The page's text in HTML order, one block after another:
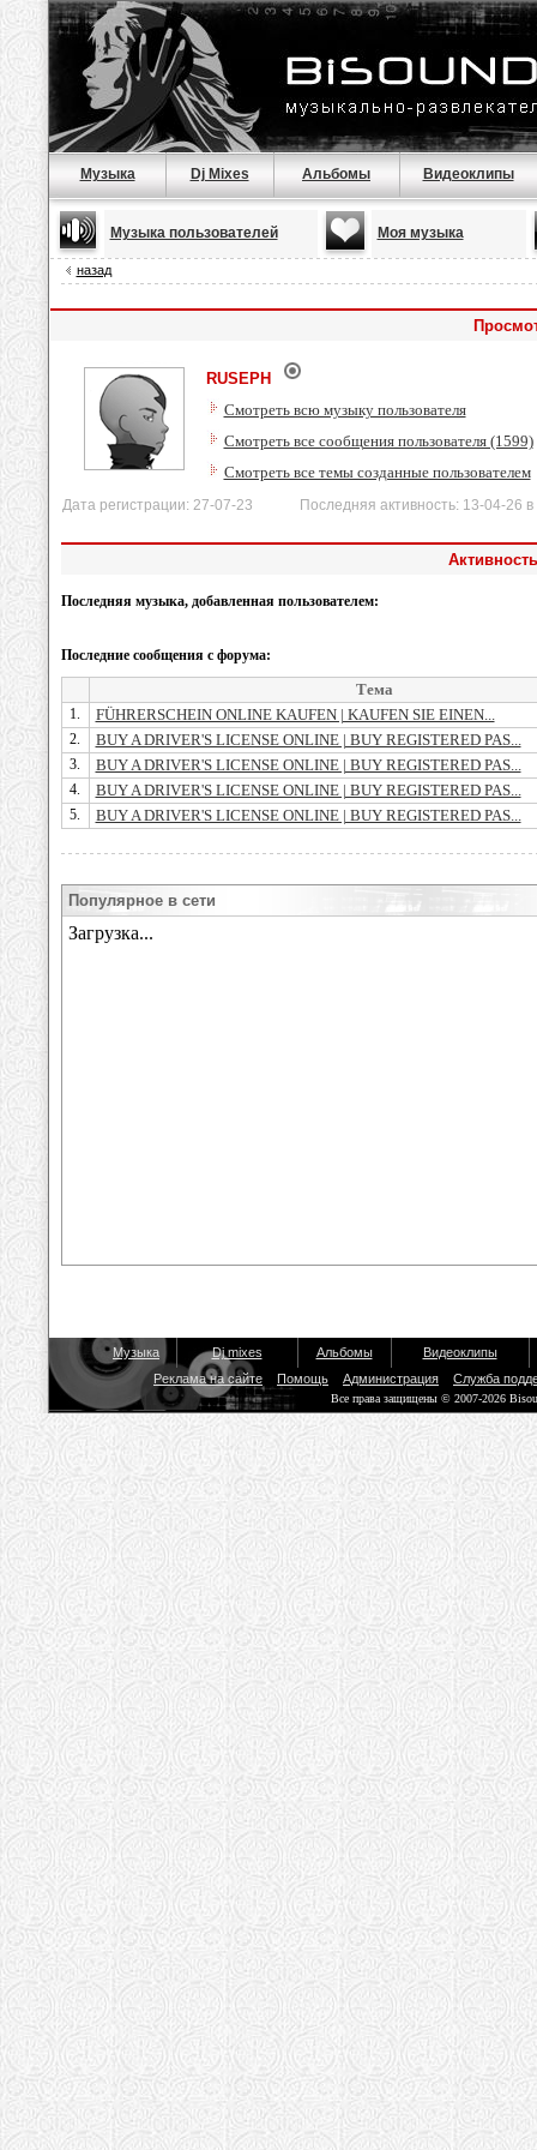
Музыка Dj Mixes Альбомы Видеоклипы
Музыка пользователей Моя музыка
назад
RUSEPH
Смотреть всю музыку пользователя
Смотреть все сообщения пользователя (1599)
Смотреть все темы созданные пользователем
Дата регистрации: 27-07-23 Последняя активность: 13-04-26 в
Последняя музыка, добавленная пользователем:
Последние сообщения с форума:
Тема
1. FÜHRERSCHEIN ONLINE KAUFEN | KAUFEN SIE EINEN...
2. BUY A DRIVER'S LICENSE ONLINE | BUY REGISTERED PAS...
3. BUY A DRIVER'S LICENSE ONLINE | BUY REGISTERED PAS...
4. BUY A DRIVER'S LICENSE ONLINE | BUY REGISTERED PAS...
5. BUY A DRIVER'S LICENSE ONLINE | BUY REGISTERED PAS...
Популярное в сети
Музыка Dj mixes Альбомы
Видеоклипы
Реклама на сайте
Помощь Администрация Служба
Все права защищены © 2007-2026